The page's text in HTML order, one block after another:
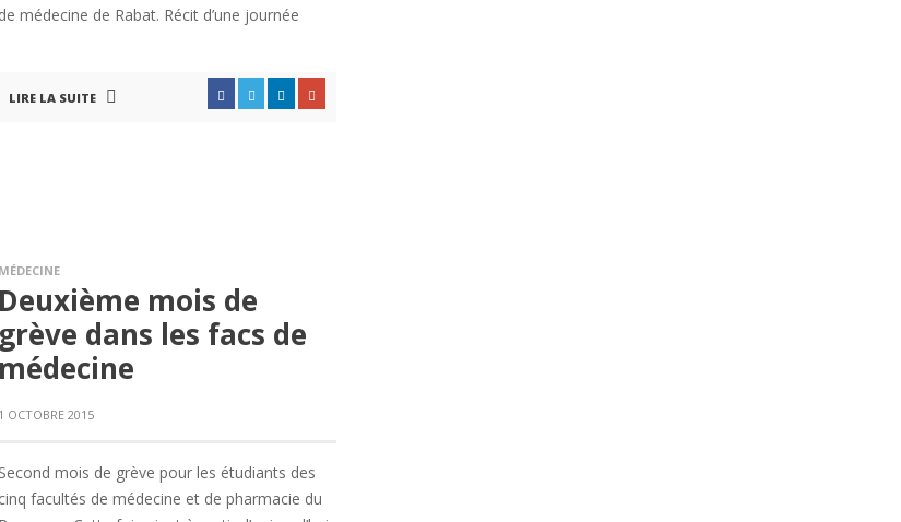
de médecine de Rabat. Récit d’une journée
LIRE LA SUITE
MÉDECINE
Deuxième mois de
grève dans les facs de
médecine
1 OCTOBRE 2015
Second mois de grève pour les étudiants des
cinq facultés de médecine et de pharmacie du